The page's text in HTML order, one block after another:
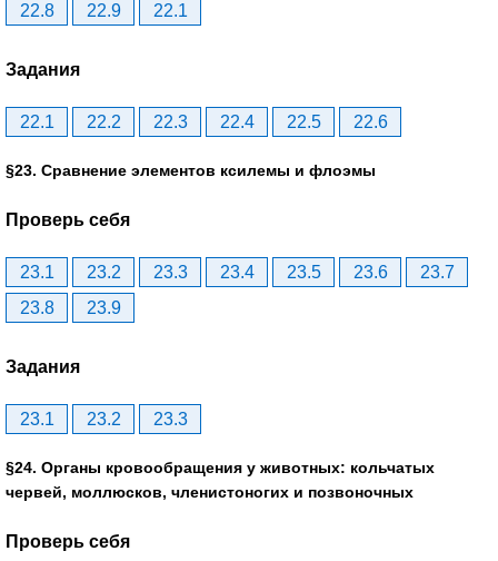
22.8
22.9 22.1
Задания
22.1 22.2 22.3 22.4 22.5 22.6
§23. Сравнение элементов ксилемы и флоэмы
Проверь себя
23.1 23.2 23.3 23.4 23.5 23.6
23.7
23.8
23.9
Задания
23.1 23.2 23.3
§24. Органы кровообращения у животных: кольчатых
червей, моллюсков, членистоногих и позвоночных
Проверь себя